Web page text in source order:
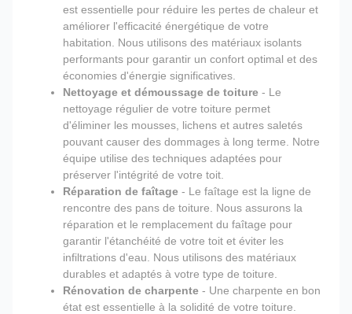
est essentielle pour réduire les pertes de chaleur et
améliorer l'efficacité énergétique de votre
habitation. Nous utilisons des matériaux isolants
performants pour garantir un confort optimal et des
économies d'énergie significatives.
Nettoyage et démoussage de toiture - Le
nettoyage régulier de votre toiture permet
d'éliminer les mousses, lichens et autres saletés
pouvant causer des dommages à long terme. Notre
équipe utilise des techniques adaptées pour
préserver l'intégrité de votre toit.
Réparation de faîtage - Le faîtage est la ligne de
rencontre des pans de toiture. Nous assurons la
réparation et le remplacement du faîtage pour
garantir l'étanchéité de votre toit et éviter les
infiltrations d'eau. Nous utilisons des matériaux
durables et adaptés à votre type de toiture.
Rénovation de charpente - Une charpente en bon
état est essentielle à la solidité de votre toiture.